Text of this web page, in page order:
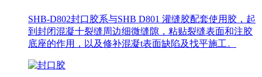
SHB-D802封口胶系与SHB D801 灌缝胶配套使用胶，起
到封闭混凝十裂缝周边细微缝隙，粘贴裂缝表面和注胶
底座的作用，以及修补混凝t表面缺陷及找平施工。